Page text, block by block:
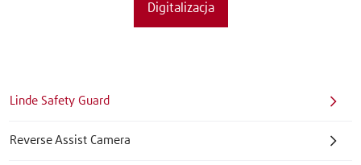
Digitalizacja
Linde Safety Guard
Reverse Assist Camera